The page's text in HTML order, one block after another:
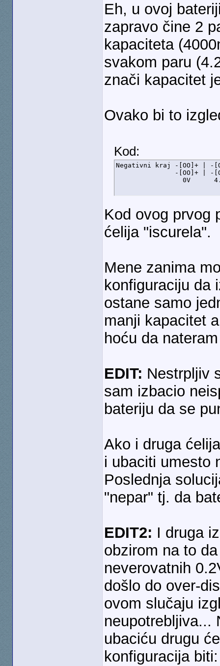
Eh, u ovoj
zapravo čine 2
kapaciteta
svakom paru
znači kapacitet
Ovako bi to
Kod:
Negativni kraj -[OO]+ | -
-[OO]+ | -
0V
Kod ovog prvog
ćelija "iscurela".
Mene zanima
konfiguraciju da
ostane samo
manji kapacitet
hoću da
EDIT: Nestrpljiv
sam izbacio
bateriju da se
Ako i druga
i ubaciti umesto
Poslednja
"nepar" tj. da
EDIT2: I druga
obzirom na to
neverovatnih
došlo do over-
ovom slučaju
neupotrebljiva...
ubaciću drugu
konfiguracija biti: